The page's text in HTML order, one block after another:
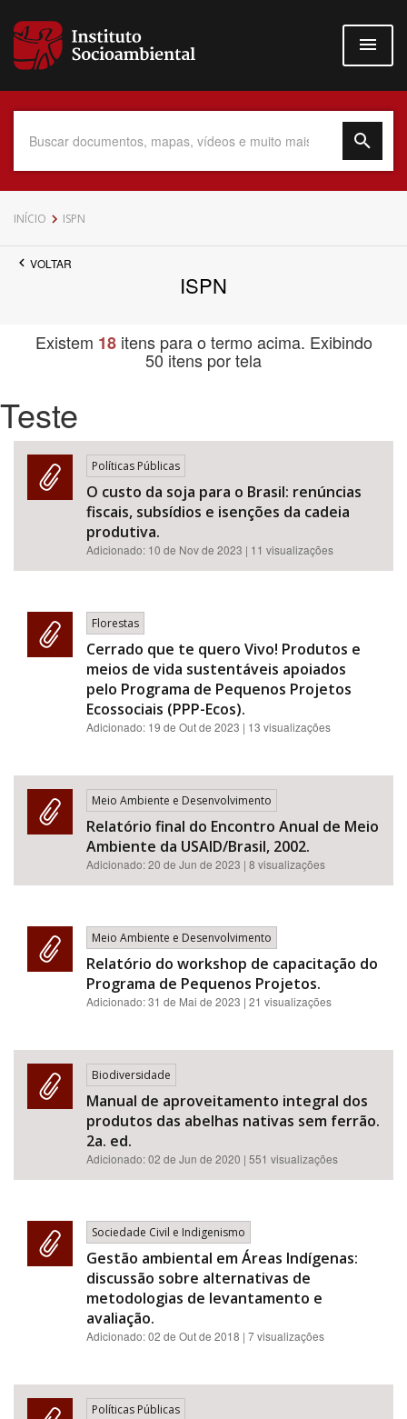
para
conteúdo
Data do Documento
Tema
Área Protegida
INÍCIO ISPN
VOLTAR
ISPN
Existem 18itens para o termo acima. Exibindo
50 itens por tela
Teste
Políticas Públicas
O custo da soja para o Brasil: renúncias
fiscais, subsídios e isenções da cadeia
produtiva.
Adicionado: 10 de Nov de 2023 | 11 visualizações
Florestas
Cerrado que te quero Vivo! Produtos e
meios de vida sustentáveis apoiados
pelo Programa de Pequenos Projetos
Ecossociais (PPP-Ecos).
Adicionado: 19 de Out de 2023 | 13 visualizações
Meio Ambiente e Desenvolvimento
Relatório final do Encontro Anual de Meio
Ambiente da USAID/Brasil, 2002.
Adicionado:20 de Jun de 2023 | 8 visualizações
Meio Ambiente e Desenvolvimento
Relatório do workshop de capacitação do
Programa de Pequenos Projetos.
Adicionado:31 de Mai de 2023 | 21 visualizações
Biodiversidade
Manual de aproveitamento integral dos
produtos das abelhas nativas sem ferrão.
2a. ed.
Adicionado:02 de Jun de 2020 | 551 visualizações
Sociedade Civil e Indigenismo
Gestão ambiental em Áreas Indígenas:
discussão sobre alternativas de
metodologias de levantamento e
avaliação.
Adicionado:02 de Out de 2018 | 7 visualizações
Políticas Públicas